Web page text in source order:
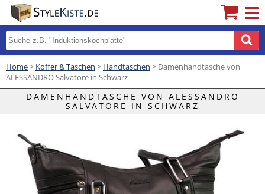
Home> Koffer & Taschen > Handtaschen > Damenhandtasche von
ALESSANDRO Salvatore in Schwarz
DAMENHANDTASCHE VON ALESSANDRO
SALVATORE IN SCHWARZ